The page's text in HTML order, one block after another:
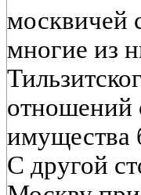
москвичей
многие из
отношений
имущества
С другой